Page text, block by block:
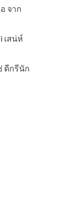
จาก
เสน่ห์
ดีกรีนัก